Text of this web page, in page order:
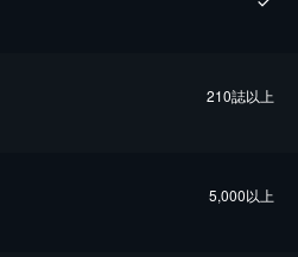
210誌以上
5,000以上